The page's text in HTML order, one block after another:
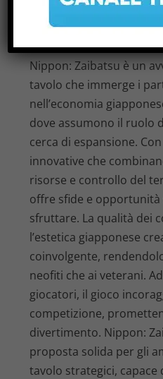
NIPPON: ANALISI
TAVOLO ZAIBATSU
di|Giu 26, 2026|Notizie|0
Nippon: Zaibatsu è un
tavolo che immerge i
nell’economia
dove assumono il ruolo
cerca di espansione.
innovative che
risorse e controllo del
offre sfide e opportunità
sfruttare. La qualità dei
l’estetica giapponese
coinvolgente,
neofiti che ai veterani.
giocatori, il gioco
competizione,
divertimento. Nippon:
proposta solida per gli
tavolo strategici, capace